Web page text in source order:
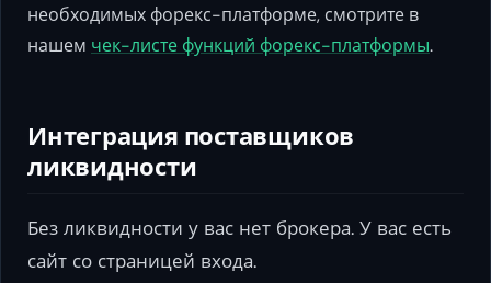
необходимых форекс-платформе, смотрите в
нашем чек-листе функций форекс-платформы.
Интеграция поставщиков
ликвидности
Без ликвидности у вас нет брокера. У вас есть
сайт со страницей входа.